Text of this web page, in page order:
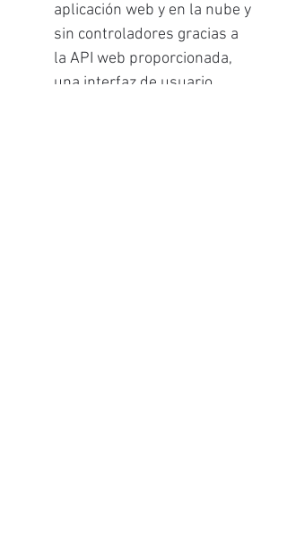
aplicación web y en la nube y
sin controladores gracias a
la API web proporcionada,
una interfaz de usuario